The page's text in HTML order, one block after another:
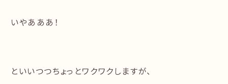
いやあああ！
といいつつちょっとワクワクしますが、